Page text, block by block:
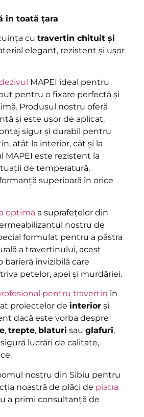
în toată țara
cu travertin chituit și
elegant, rezistent și ușor
MAPEI ideal pentru
pentru o fixare perfectă și
Produsul nostru oferă
și este ușor de aplicat.
sigur și durabil pentru
atât la interior, cât și la
MAPEI este rezistent la
de temperatură,
superioară în orice
optimă a suprafețelor din
nostru de
formulat pentru a păstra
a travertinului, acest
barieră invizibilă care
petelor, apei și murdăriei.
pentru travertin în
proiectelor de interiorși
dacă este vorba despre
, trepte, blaturi sau glafuri,
lucrări de calitate,
nostru din Sibiu pentru
noastră de plăci de piatra
a primi consultanță de